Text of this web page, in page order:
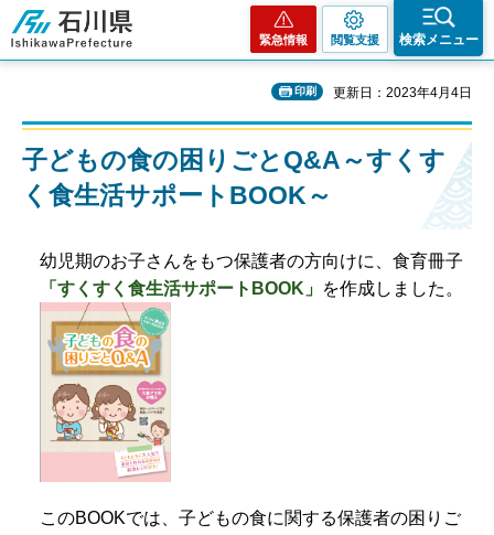
石川県
緊急情報 閲覧支援 検索メニュー
印刷 更新日：2023年4月4日
子どもの食の困りごとQ&A～すくす
く食生活サポートBOOK～
幼児期のお子さんをもつ保護者の方向けに、食育冊子
「すくすく食生活サポートBOOK」 を作成しました。
このBOOKでは、子どもの食に関する保護者の困りご